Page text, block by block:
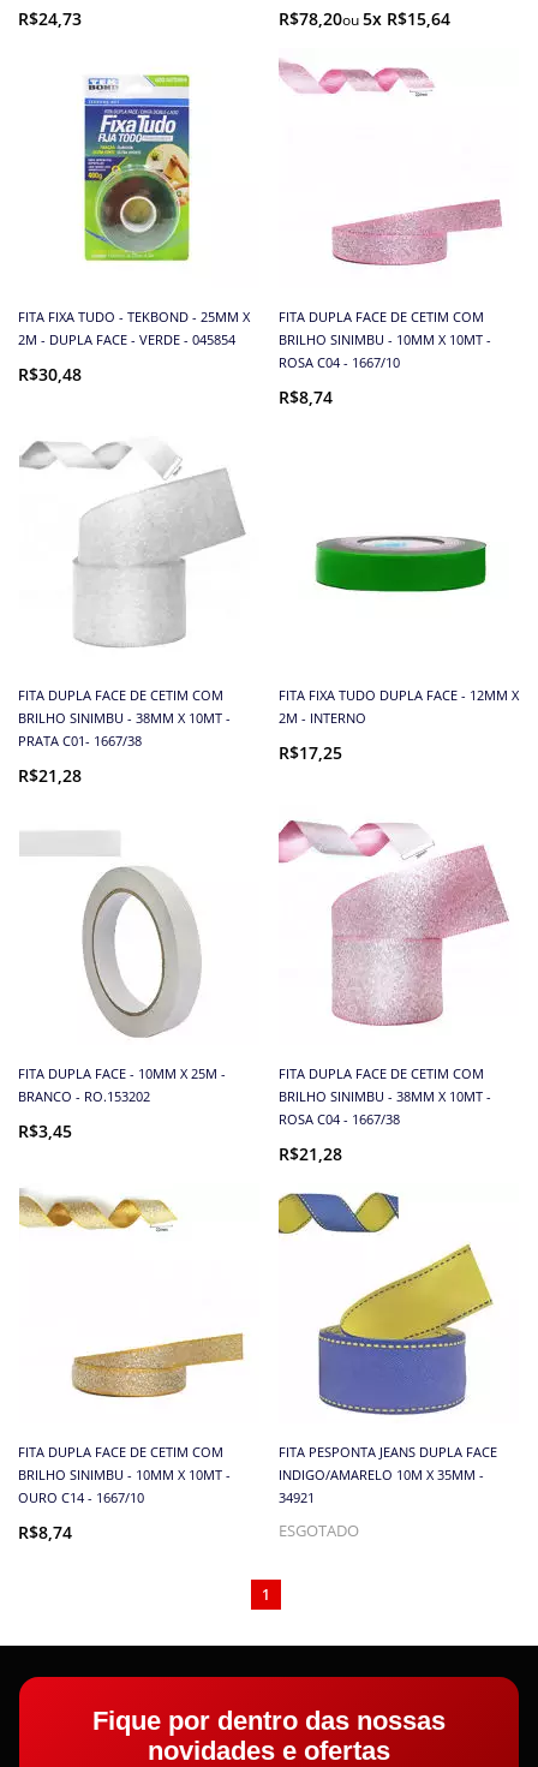
R$24,73 R$78,20 5x R$15,64
FITA FIXA TUDO - TEKBOND - 25MM X
2M - DUPLA FACE - VERDE - 045854
R$30,48
FITA DUPLA FACE DE CETIM COM
BRILHO SINIMBU - 10MM X 10MT -
ROSA C04 - 1667/10
R$8,74
FITA DUPLA FACE DE CETIM COM
BRILHO SINIMBU - 38MM X 10MT -
PRATA C01- 1667/38
R$21,28
FITA FIXA TUDO DUPLA FACE - 12MM X
2M - INTERNO
R$17,25
FITA DUPLA FACE - 10MM X 25M -
BRANCO - RO.153202
R$3,45
FITA DUPLA FACE DE CETIM COM
BRILHO SINIMBU - 38MM X 10MT -
ROSA C04 - 1667/38
R$21,28
FITA DUPLA FACE DE CETIM COM
BRILHO SINIMBU - 10MM X 10MT -
OURO C14 - 1667/10
R$8,74
FITA PESPONTA JEANS DUPLA FACE
INDIGO/AMARELO 10M X 35MM -
34921
ESGOTADO
1
Fique por dentro das nossas
novidades e ofertas